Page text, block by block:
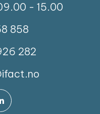
- 15.00
858
282